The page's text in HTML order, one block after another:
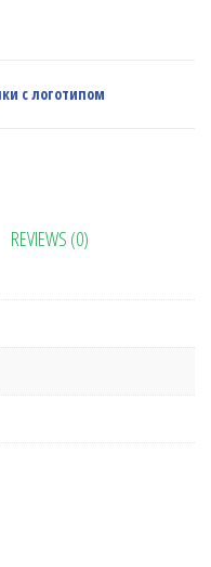
с логотипом
REVIEWS (0)